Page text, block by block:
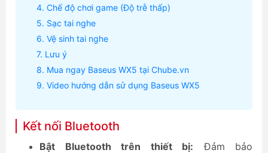
Chế độ chơi game (Độ trễ thấp)
Sạc tai nghe
Vệ sinh tai nghe
Lưu ý
Mua ngay Baseus WX5 tại Chube.vn
Video hướng dẫn sử dụng Baseus WX5
Kết nối Bluetooth
Bật Bluetooth trên thiết bị: Đảm bảo